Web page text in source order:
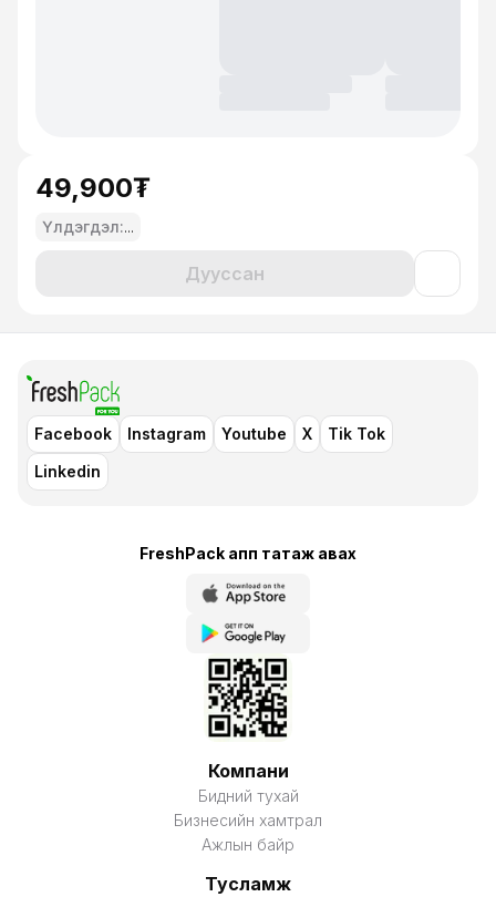
49,900₮
Үлдэгдэл:...
Дууссан
Facebook Instagram Youtube X
Tik Tok
Linkedin
FreshPack апп татаж авaх
Компани
Бидний тухай
Бизнесийн хамтрал
Ажлын байр
Тусламж